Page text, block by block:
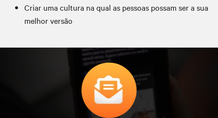
Criar uma cultura na qual as pessoas possam ser a sua
melhor versão